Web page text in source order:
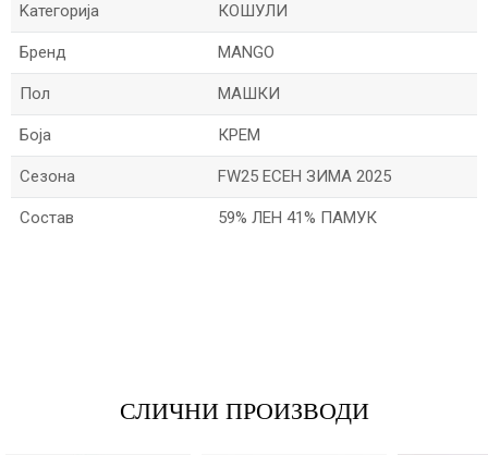
Kатегорија
КОШУЛИ
Бренд MANGO
Пол МАШКИ
Боја КРЕМ
Сезона FW25 ЕСЕН ЗИМА 2025
Состав 59% ЛЕН 41% ПАМУК
СЛИЧНИ ПРОИЗВОДИ